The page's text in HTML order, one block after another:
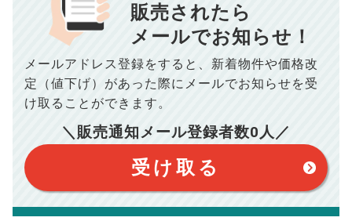
年間の支払額 10,005 円
総支払額 100,050 円
このシミュレーターは元利均等返済方式で試算しています。
このシミュレーターは、四捨五入にて計算しております。
このシミュレーターはお借り入れの全期間で金利が変わらない設
このシミュレーターでの結果は、お借り入れを保証するものでは
ありません。
このシミュレーターをご利用された方の、いかなる損害について
※購入価格よりも売却価格が高い場合、譲渡所得税が発生する
場合がございます。詳しくは最寄りの税務署などにご確認く
※シミュレーター結果はあくまでも概算であり、手残り金額を
保証するものではございません。
※上記売却費用には、住所変更登記の費用、引っ越し費用、住
宅ローンの一括繰上返済の手数料等は含まれておりませんの
で予めご了承ください。
おります。（物件価格×3%＋6万円＋消費税）
販売されたら
メールでお知らせ！
メールアドレス登録をすると、 新着物件や価格改
定（値下げ）があった際に メールでお知らせを受
け取ることができます。
＼販売通知メール登録者数0 人／
受け取る